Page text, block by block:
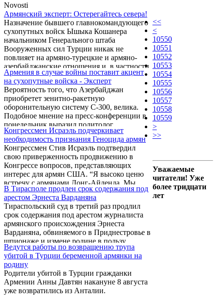
Novosti
Армянский эксперт: Остерегайтесь cевера!
Назначение бывшего главнокомандующего
сухопутных войск Ышыка Кошанера
начальником Генерального штаба
Вооруженных сил Турции никак не
повлияет на армяно-турецкие и армяно-
азербайджанские отношения и, в частности,
на нагорно-карабахское урегулирование.
Такое мнение в беседе с корреспондентом
Новости Армении – NEWS.am выразил
эксперт Армянского центра политических и
международных исследований Рубен
Меграбян.
Армения в случае войны поставит акцент
на сухопутные войска - Эксперт
Вероятность того, что Азербайджан
приобретет зенитно-ракетную
оборонительную систему C-300, велика.
Подобное мнение на пресс-конференции в
понедельник выразил политолог,
руководитель аналитического центра
«Митк» Грант Мелик-Шахназарян,
комментируя информацию о продаже этой
системы Москвой.
Конгрессмен Исраэль подчеркивает
необходимость признания Геноцида армян
Конгрессмен Стив Исраэль подтвердил
свою приверженность продвижению в
Конгрессе вопросов, представляющих
интерес для армян США. “Я высоко ценю
встречу с армянами Лонг-Айленда. Мы
поговорили о ряде важных вопросов, в том
числе об американской помощи,
предоставляемой Армении, о нападении
Азербайджана 18 июня в Мартакертский
районе, а также подчеркнули необходимость
признания Геноцида армян”,- сказал после
встречи с представителями Восточного
бюро Армянского Национального Комитета
Америки (ER-ANCA) ...
В Тирасполе продлен срок содержания под
арестом Эрнеста Варданяна
Тираспольский суд в третий раз продлил
срок содержания под арестом журналиста
армянского происхождения Эрнеста
Варданяна, обвиняемого в Приднестровье в
шпионаже и измене родине в пользу
Молдавии, на этот раз на 2 месяца.
Ведутся работы по возвращению трупа
убитой в Турции беременной армянки на
родину
Родители убитой в Турции гражданки
Армении Анны Давтян накануне 8 августа
уже возвратились из Анталии.
<<
<
10550
10551
10552
10553
10554
10555
10556
10557
10558
10559
>
>>
Уважаемые
читатели! Уже
более тридцати
лет